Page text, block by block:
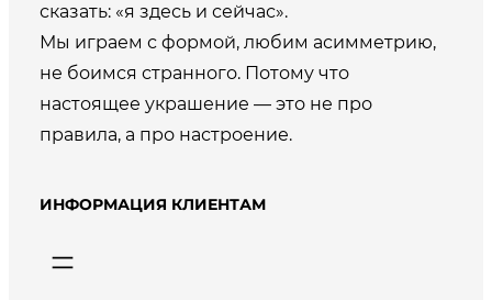
сказать: «я здесь и сейчас».
Мы играем с формой, любим асимметрию,
не боимся странного. Потому что
настоящее украшение — это не про
правила, а про настроение.
ИНФОРМАЦИЯ КЛИЕНТАМ